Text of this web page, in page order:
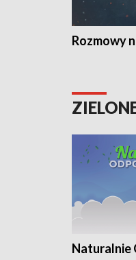
Rozmowy
Naturalnie